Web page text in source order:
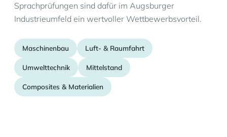
Sprachprüfungen sind dafür im Augsburger
Industrieumfeld ein wertvoller Wettbewerbsvorteil.
Maschinenbau Luft- & Raumfahrt
Umwelttechnik Mittelstand
Composites & Materialien